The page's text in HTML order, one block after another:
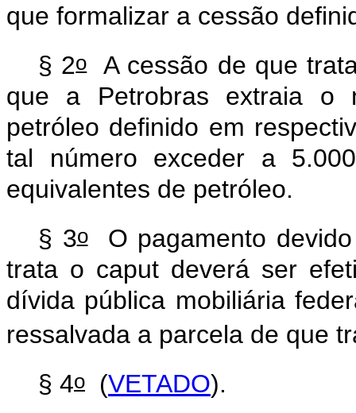
que formalizar a cessão
§ 2oA cessão de que
que a Petrobras extraia o
petróleo definido em
tal número exceder a
equivalentes de petróleo.
§ 3oO pagamento devido
trata o caput deverá ser
dívida pública mobiliária
ressalvada a parcela de que
§ 4o (VETADO).